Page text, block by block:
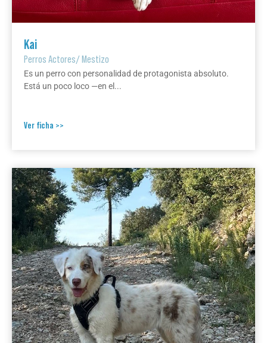
Kai
Perros Actores/Mestizo
Es un perro con personalidad de protagonista absoluto.
Está un poco loco —en el...
Ver ficha >>